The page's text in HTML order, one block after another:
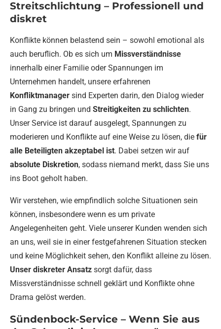
Streitschlichtung – Professionell und
diskret
Konflikte können belastend sein – sowohl emotional als
auch beruflich. Ob es sich um Missverständnisse
innerhalb einer Familie oder Spannungen im
Unternehmen handelt, unsere erfahrenen
Konfliktmanager sind Experten darin, den Dialog wieder
in Gang zu bringen und Streitigkeiten zu schlichten.
Unser Service ist darauf ausgelegt, Spannungen zu
moderieren und Konflikte auf eine Weise zu lösen, die für
alle Beteiligten akzeptabel ist. Dabei setzen wir auf
absolute Diskretion, sodass niemand merkt, dass Sie uns
ins Boot geholt haben.
Wir verstehen, wie empfindlich solche Situationen sein
können, insbesondere wenn es um private
Angelegenheiten geht. Viele unserer Kunden wenden sich
an uns, weil sie in einer festgefahrenen Situation stecken
und keine Möglichkeit sehen, den Konflikt alleine zu lösen.
Unser diskreter Ansatz sorgt dafür, dass
Missverständnisse schnell geklärt und Konflikte ohne
Drama gelöst werden.
Sündenbock-Service – Wenn Sie aus